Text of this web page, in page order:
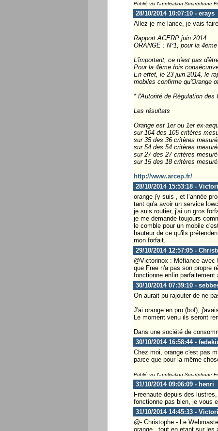
Publié via l'application Smartphone
28/10/2014 10:07:10 - erays
Allez je me lance, je vais
Rapport ACERP juin 2014
ORANGE : N°1, pour la
L'important, ce n'est pas
Pour la 4ème fois
En effet, le 23 juin 2014, le
mobiles confirme qu'Orange
* l'Autorité de Régulation
Les résultats
Orange est 1er ou 1er ex-
sur 104 des 105 critères
sur 35 des 36 critères
sur 54 des 54 critères
sur 27 des 27 critères
sur 15 des 18 critères
http://www.arcep.fr/
28/10/2014 15:53:18 -
orange j'y suis , et l’année
tant qu'a avoir un service
je suis routier, j'ai un gros
je me demande toujours
le comble pour un mobile
hauteur de ce qu'ils
mon forfait.
29/10/2014 12:57:05 -
@Victorinox : Méfiance avec
que Free n'a pas son propre
fonctionne enfin parfaitement
30/10/2014 07:39:10 -
On aurait pu rajouter de ne
J'ai orange en pro (bof),
Le moment venu ils seront
Dans une société de
30/10/2014 16:58:44 -
Chez moi, orange c'est pas
parce que pour la même
Publié via l'application Smartphone
31/10/2014 09:06:09 - henri
Freenaute depuis des
fonctionne pas bien, je vous
31/10/2014 14:45:33 -
@- Christophe - Le
orange , tout en etant sur les